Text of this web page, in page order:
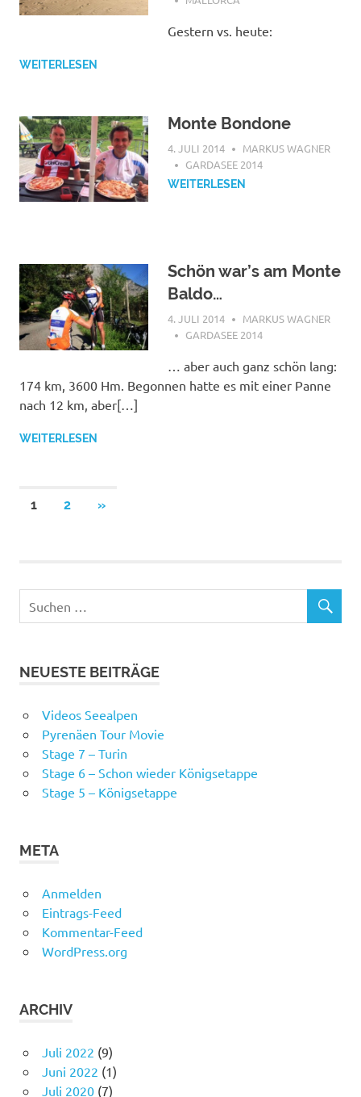
Gestern vs. heute:
WEITERLESEN
Monte Bondone
4. JULI 2014
MARKUS WAGNER
GARDASEE 2014
WEITERLESEN
Schön war’s am Monte
Baldo…
4. JULI 2014
MARKUS WAGNER
GARDASEE 2014
… aber auch ganz schön lang:
174 km, 3600 Hm. Begonnen hatte es mit einer Panne
nach 12 km, aber[…]
WEITERLESEN
Beitragsnavigation
1 2
NÄCHSTE
»
NEUESTE BEITRÄGE
Videos Seealpen
Pyrenäen Tour Movie
Stage 7 – Turin
Stage 6 – Schon wieder Königsetappe
Stage 5 – Königsetappe
META
Anmelden
Eintrags-Feed
Kommentar-Feed
WordPress.org
ARCHIV
Juli 2022 (9)
Juni 2022 (1)
Juli 2020(7)